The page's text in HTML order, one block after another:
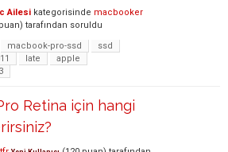
Ailesi kategorisinde macbooker
puan) tarafından soruldu
macbook-pro-ssd
ssd
late
apple
Retina için hangi